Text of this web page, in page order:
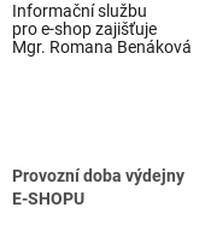
Informační službu
pro e-shop zajišťuje
Mgr. Romana Benáková
Provozní doba výdejny
E-SHOPU